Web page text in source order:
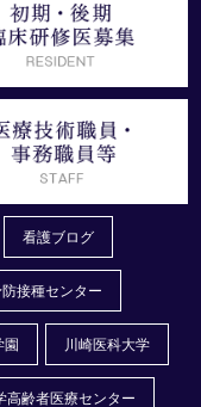
看護ブログ
接種センター
園 川崎医科大学
高齢者医療センター